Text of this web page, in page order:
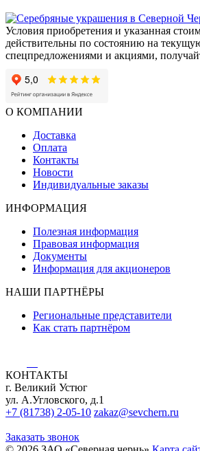
Условия приобретения и указанная
действительны по состоянию на
спецпредложениями и акциями,
О КОМПАНИИ
Доставка
Оплата
Контакты
Новости
Индивидуальные заказы
ИНФОРМАЦИЯ
Полезная информация
Правовая информация
Документы
Информация для акционеров
НАШИ ПАРТНЁРЫ
Региональные представители
Как стать партнёром
КОНТАКТЫ
г. Великий Устюг
ул. А.Угловского, д.1
+7 (81738) 2-05-10 zakaz@sevchern.ru
Заказать звонок